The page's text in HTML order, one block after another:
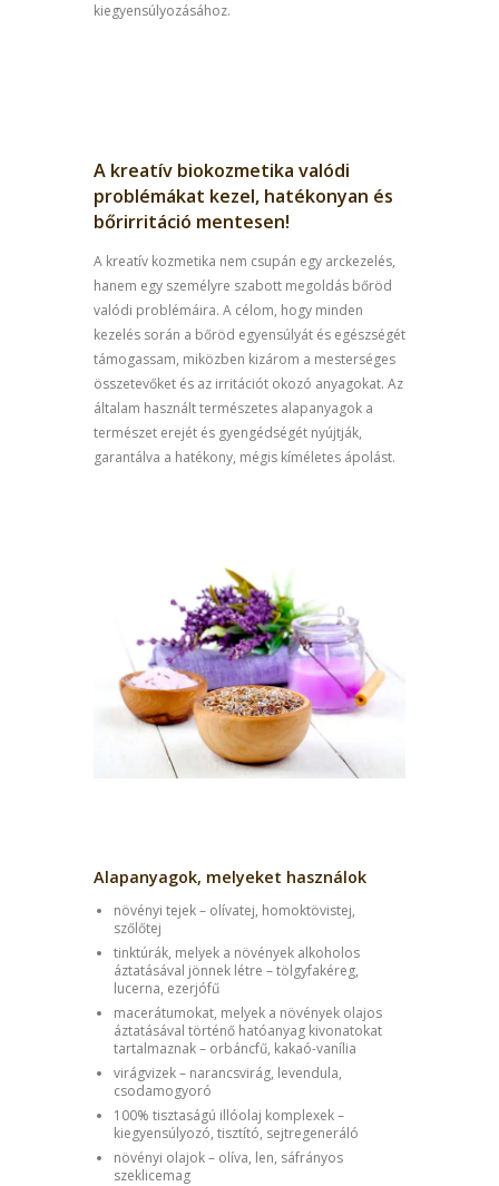
kiegyensúlyozásához.
A kreatív biokozmetika valódi
problémákat kezel, hatékonyan és
bőrirritáció mentesen!
A kreatív kozmetika nem csupán egy arckezelés,
hanem egy személyre szabott megoldás bőröd
valódi problémáira. A célom, hogy minden
kezelés során a bőröd egyensúlyát és egészségét
támogassam, miközben kizárom a mesterséges
összetevőket és az irritációt okozó anyagokat. Az
általam használt természetes alapanyagok a
természet erejét és gyengédségét nyújtják,
garantálva a hatékony, mégis kíméletes ápolást.
Alapanyagok, melyeket használok
növényi tejek – olívatej, homoktövistej,
szőlőtej
tinktúrák, melyek a növények alkoholos
áztatásával jönnek létre – tölgyfakéreg,
lucerna, ezerjófű
macerátumokat, melyek a növények olajos
áztatásával történő hatóanyag kivonatokat
tartalmaznak – orbáncfű, kakaó-vanília
virágvizek – narancsvirág, levendula,
csodamogyoró
100% tisztaságú illóolaj komplexek –
kiegyensúlyozó, tisztító, sejtregeneráló
növényi olajok – olíva, len, sáfrányos
szeklicemag